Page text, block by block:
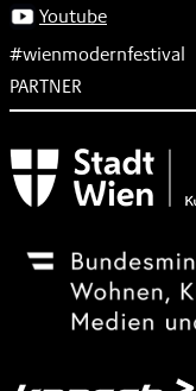
Youtube
#wienmodernfestival
PARTNER
Subventionsgeber